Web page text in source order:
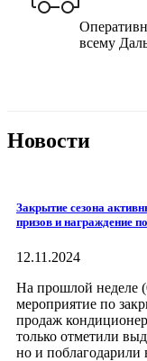
всему
Новости
Закрытие сезона
призов и награждение
12.11.2024
На прошлой неделе
мероприятие по
продаж
только отметили
но и поблагодарили